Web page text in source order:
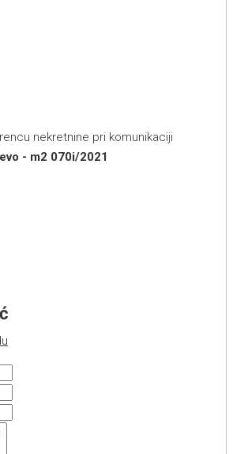
nekretnine pri komunikaciji
- m2 070i/2021